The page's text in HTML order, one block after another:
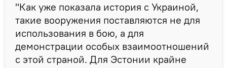
"Как уже показала история с Украиной,
такие вооружения поставляются не для
использования в бою, а для
демонстрации особых взаимоотношений
с этой страной. Для Эстонии крайне